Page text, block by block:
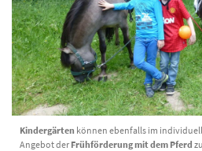
Kindergärten können ebenfalls im
Angebot der Frühförderung mit dem Pferd